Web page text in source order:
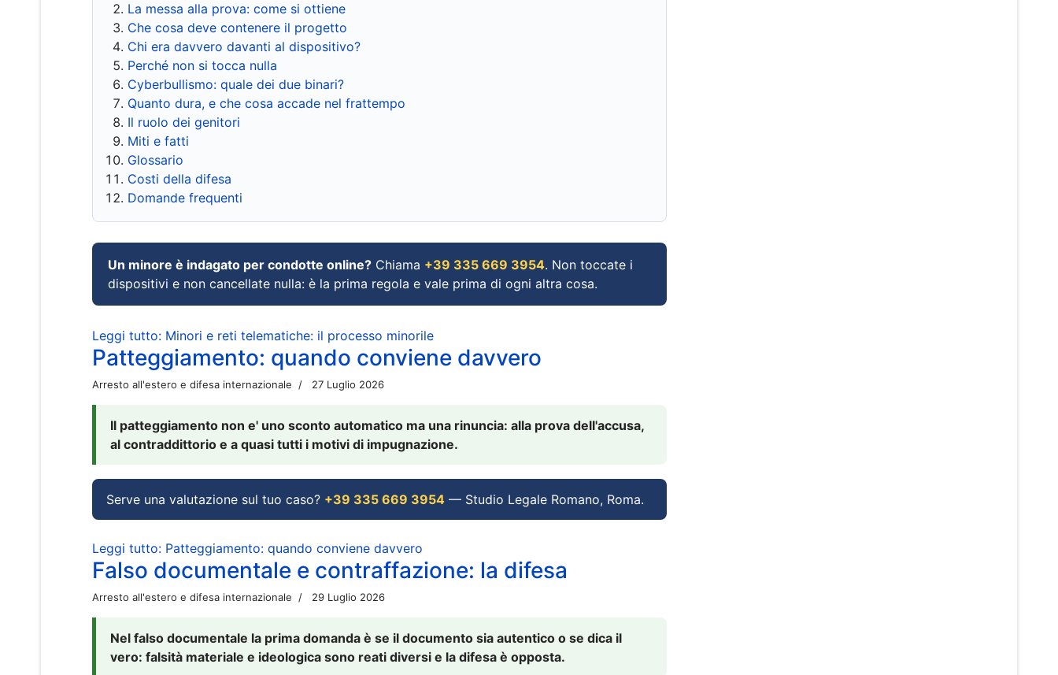
La messa alla prova: come si ottiene
Che cosa deve contenere il progetto
Chi era davvero davanti al dispositivo?
Perché non si tocca nulla
Cyberbullismo: quale dei due binari?
Quanto dura, e che cosa accade nel frattempo
Il ruolo dei genitori
Miti e fatti
Glossario
Costi della difesa
Domande frequenti
Un minore è indagato per condotte online? Chiama +39 335 669 3954. Non toccate i
dispositivi e non cancellate nulla: è la prima regola e vale prima di ogni altra cosa.
Leggi tutto: Minori e reti telematiche: il processo minorile
Patteggiamento: quando conviene davvero
Arresto all'estero e difesa internazionale 27 Luglio 2026
Il patteggiamento non e' uno sconto automatico ma una rinuncia: alla prova dell'accusa,
al contraddittorio e a quasi tutti i motivi di impugnazione.
Serve una valutazione sul tuo caso? +39 335 669 3954 — Studio Legale Romano, Roma.
Leggi tutto: Patteggiamento: quando conviene davvero
Falso documentale e contraffazione: la difesa
Arresto all'estero e difesa internazionale 29 Luglio 2026
Nel falso documentale la prima domanda è se il documento sia autentico o se dica il
vero: falsità materiale e ideologica sono reati diversi e la difesa è opposta.